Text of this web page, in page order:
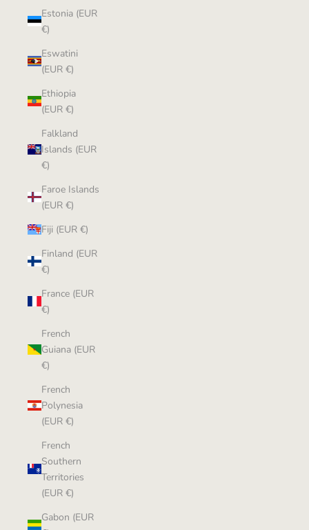
Estonia (EUR
€)
Eswatini
(EUR €)
Ethiopia
(EUR €)
Falkland
Islands (EUR
€)
Faroe Islands
(EUR €)
Fiji (EUR €)
Finland (EUR
€)
France (EUR
€)
French
Guiana (EUR
€)
French
Polynesia
(EUR €)
French
Southern
Territories
(EUR €)
Gabon (EUR